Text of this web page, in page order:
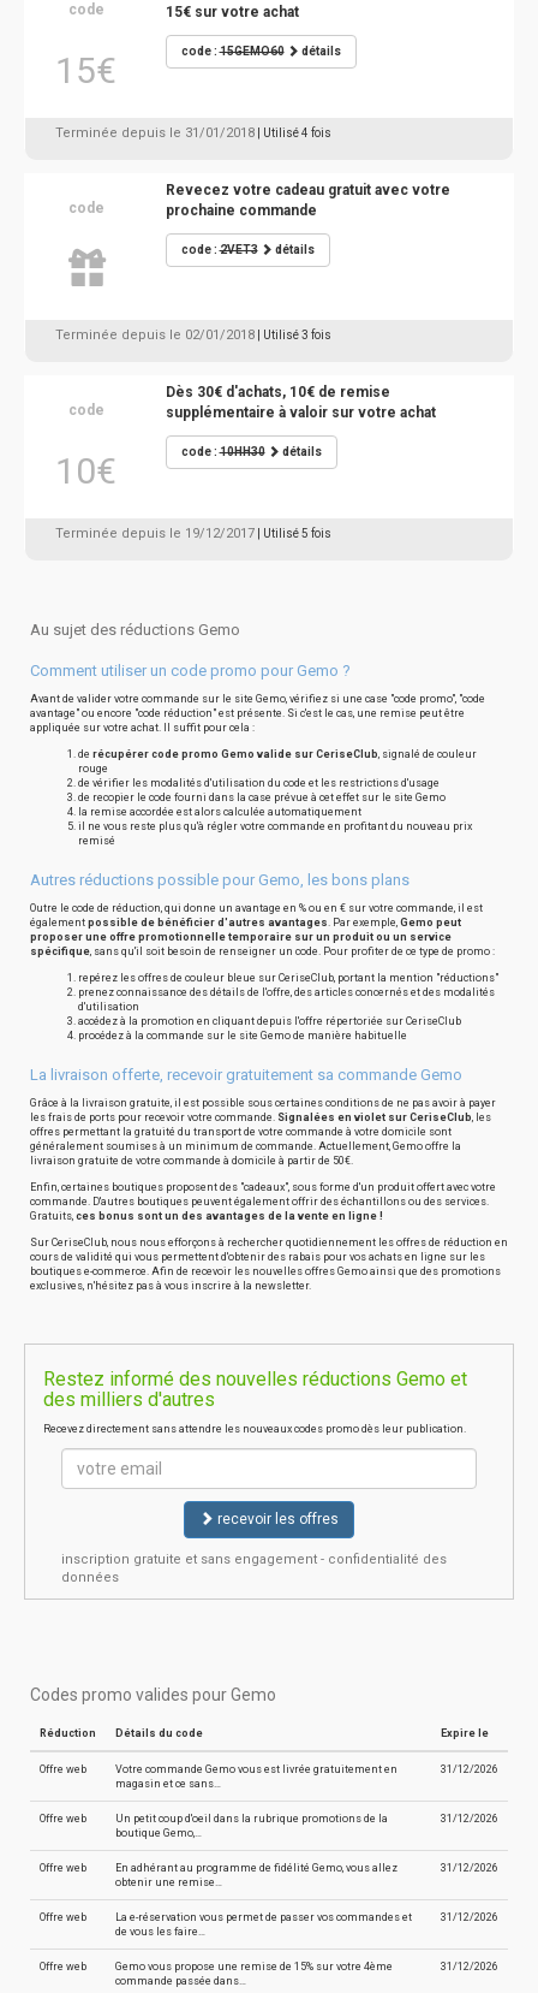
code
15€
15€ sur votre achat
code :15GEMO60 détails
Terminée depuis le 31/01/2018 | Utilisé 4 fois
code
Revecez votre cadeau gratuit avec votre
prochaine commande
code :2VET3 détails
Terminée depuis le 02/01/2018 | Utilisé 3 fois
code
10€
Dès 30€ d'achats, 10€ de remise
supplémentaire à valoir sur votre achat
code :10HH30 détails
Terminée depuis le 19/12/2017 | Utilisé 5 fois
Au sujet des réductions Gemo
Comment utiliser un code promo pour Gemo ?
Avant de valider votre commande sur le site Gemo, vérifiez si une case "code promo", "code
avantage" ou encore "code réduction" est présente. Si c'est le cas, une remise peut être
appliquée sur votre achat. Il suffit pour cela :
de récupérer code promo Gemo valide sur CeriseClub, signalé de couleur
rouge
de vérifier les modalités d'utilisation du code et les restrictions d'usage
de recopier le code fourni dans la case prévue à cet effet sur le site Gemo
la remise accordée est alors calculée automatiquement
il ne vous reste plus qu'à régler votre commande en profitant du nouveau prix
remisé
Autres réductions possible pour Gemo, les bons plans
Outre le code de réduction, qui donne un avantage en % ou en € sur votre commande, il est
également possible de bénéficier d'autres avantages. Par exemple, Gemo peut
proposer une offre promotionnelle temporaire sur un produit ou un service
spécifique, sans qu'il soit besoin de renseigner un code. Pour profiter de ce type de promo :
repérez les offres de couleur bleue sur CeriseClub, portant la mention "réductions"
prenez connaissance des détails de l'offre, des articles concernés et des modalités
d'utilisation
accédez à la promotion en cliquant depuis l'offre répertoriée sur CeriseClub
procédez à la commande sur le site Gemo de manière habituelle
La livraison offerte, recevoir gratuitement sa commande Gemo
Grâce à la livraison gratuite, il est possible sous certaines conditions de ne pas avoir à payer
les frais de ports pour recevoir votre commande. Signalées en violet sur CeriseClub, les
offres permettant la gratuité du transport de votre commande à votre domicile sont
généralement soumises à un minimum de commande. Actuellement, Gemo offre la
livraison gratuite de votre commande à domicile à partir de 50€.
Enfin, certaines boutiques proposent des "cadeaux", sous forme d'un produit offert avec votre
commande. D'autres boutiques peuvent également offrir des échantillons ou des services.
Gratuits, ces bonus sont un des avantages de la vente en ligne !
Sur CeriseClub, nous nous efforçons à rechercher quotidiennement les offres de réduction en
cours de validité qui vous permettent d'obtenir des rabais pour vos achats en ligne sur les
boutiques e-commerce. Afin de recevoir les nouvelles offres Gemo ainsi que des promotions
exclusives, n'hésitez pas à vous inscrire à la newsletter.
Restez informé des nouvelles réductions Gemo et
des milliers d'autres
Recevez directement sans attendre les nouveaux codes promo dès leur publication.
recevoir les offres
inscription gratuite et sans engagement - confidentialité des
données
Codes promo valides pour Gemo
Réduction Détails du code Expire le
Offre web
Votre commande Gemo vous est livrée gratuitement en
magasin et ce sans…
31/12/2026
Offre web
Un petit coup d'oeil dans la rubrique promotions de la
boutique Gemo,…
31/12/2026
Offre web
En adhérant au programme de fidélité Gemo, vous allez
obtenir une remise…
31/12/2026
Offre web
La e-réservation vous permet de passer vos commandes et
de vous les faire…
31/12/2026
Offre web
Gemo vous propose une remise de 15% sur votre 4ème
commande passée dans…
31/12/2026